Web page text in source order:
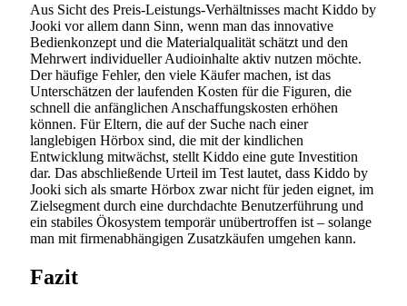
Aus Sicht des Preis-Leistungs-Verhältnisses macht Kiddo by
Jooki vor allem dann Sinn, wenn man das innovative
Bedienkonzept und die Materialqualität schätzt und den
Mehrwert individueller Audioinhalte aktiv nutzen möchte.
Der häufige Fehler, den viele Käufer machen, ist das
Unterschätzen der laufenden Kosten für die Figuren, die
schnell die anfänglichen Anschaffungskosten erhöhen
können. Für Eltern, die auf der Suche nach einer
langlebigen Hörbox sind, die mit der kindlichen
Entwicklung mitwächst, stellt Kiddo eine gute Investition
dar. Das abschließende Urteil im Test lautet, dass Kiddo by
Jooki sich als smarte Hörbox zwar nicht für jeden eignet, im
Zielsegment durch eine durchdachte Benutzerführung und
ein stabiles Ökosystem temporär unübertroffen ist – solange
man mit firmenabhängigen Zusatzkäufen umgehen kann.
Fazit